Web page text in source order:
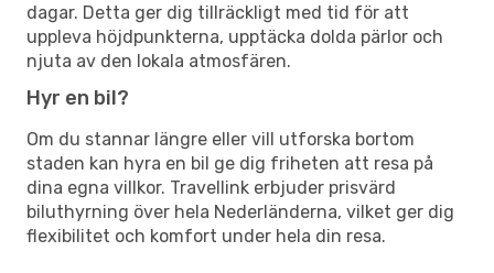
dagar. Detta ger dig tillräckligt med tid för att
uppleva höjdpunkterna, upptäcka dolda pärlor och
njuta av den lokala atmosfären.
Hyr en bil?
Om du stannar längre eller vill utforska bortom
staden kan hyra en bil ge dig friheten att resa på
dina egna villkor. Travellink erbjuder prisvärd
biluthyrning över hela Nederländerna, vilket ger dig
flexibilitet och komfort under hela din resa.